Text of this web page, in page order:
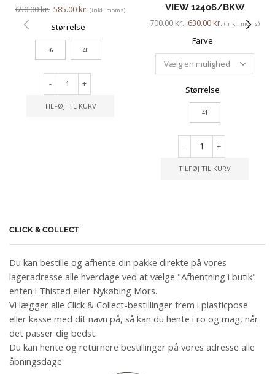
650.00kr. 585.00kr. (inkl. moms)
Størrelse
36 40
- +
TILFØJ TIL KURV
VIEW 12406/BKW
700.00kr. 630.00kr. (inkl. moms)
Farve
Størrelse
41
- +
TILFØJ TIL KURV
CLICK & COLLECT
Du kan bestille og afhente din pakke direkte på vores
lageradresse alle hverdage ved at vælge "Afhentning i butik"
enten i Thisted eller Nykøbing Mors.
Vi lægger alle Click & Collect-bestillinger frem i plasticpose
eller kasse med dit navn på, så kan du hente i ro og mag, når
det passer dig bedst.
Du kan hente og returnere bestillinger på vores adresse alle
åbningsdage